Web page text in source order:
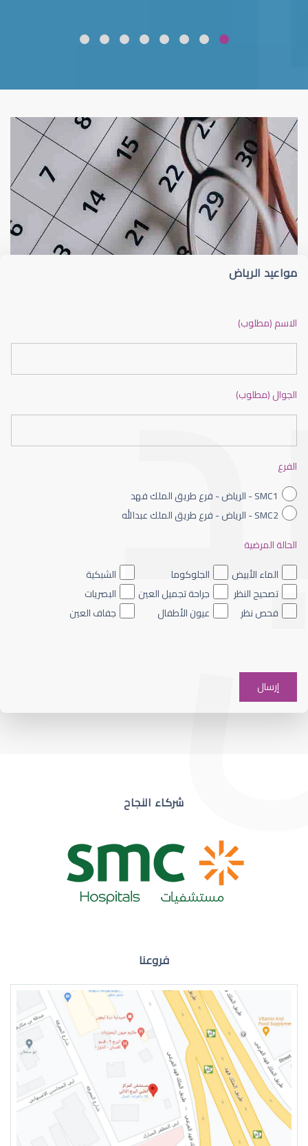
قلوبال لرعاية العين ضعف نظر
ضعف نظر الاطفال
ضعف نظر العين اليسرى
ضعف نظر مفاجئ
ضعف نظر في العين اليسرى
مواعيد الرياض
الاسم (مطلوب)
الجوال (مطلوب)
الفرع
SMC1 - الرياض - فرع طريق الملك فهد
SMC2 - الرياض - فرع طريق الملك عبدالله
الحالة المرضية
الماء الأبيض
الجلوكوما
الشبكية
تصحيح النظر
جراحة تجميل العين
البصريات
فحص نظر
عيون الأطفال جفاف العين
شركاء النجاح
فروعنا